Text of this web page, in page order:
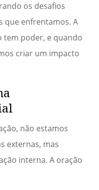
os desafios
que enfrentamos. A
tem poder, e quando
criar um impacto
não estamos
externas, mas
interna. A oração